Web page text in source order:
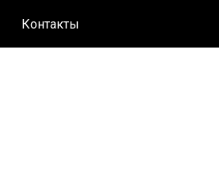
Контакты